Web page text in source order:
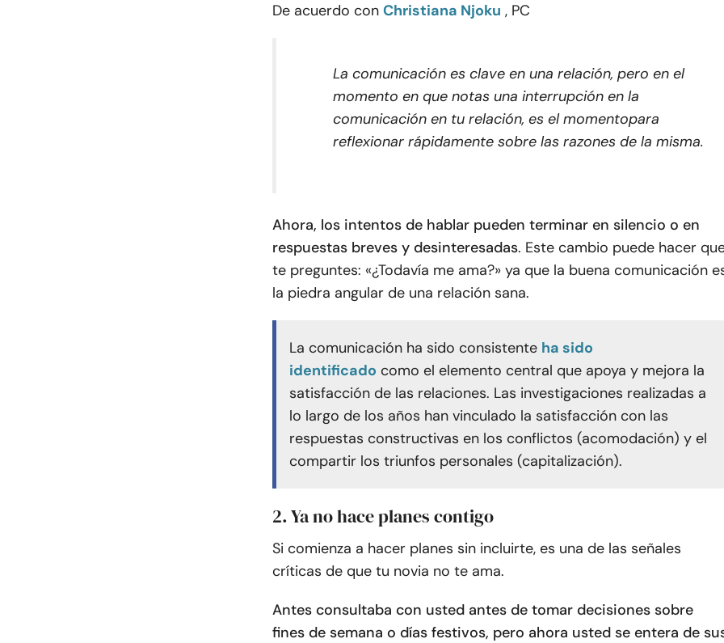
De acuerdo con Christiana Njoku , PC
La comunicación es clave en una relación, pero en el
momento en que notas una interrupción en la
comunicación en tu relación, es el momentopara
reflexionar rápidamente sobre las razones de la misma.
Ahora, los intentos de hablar pueden terminar en silencio o en
respuestas breves y desinteresadas. Este cambio puede hacer
te preguntes: «¿Todavía me ama?» ya que la buena comunicación
la piedra angular de una relación sana.
La comunicación ha sido consistente ha sido
identificado como el elemento central que apoya y mejora la
satisfacción de las relaciones. Las investigaciones realizadas a
lo largo de los años han vinculado la satisfacción con las
respuestas constructivas en los conflictos (acomodación) y el
compartir los triunfos personales (capitalización).
2. Ya no hace planes contigo
Si comienza a hacer planes sin incluirte, es una de las señales
críticas de que tu novia no te ama.
Antes consultaba con usted antes de tomar decisiones sobre
fines de semana o días festivos, pero ahora usted se entera de